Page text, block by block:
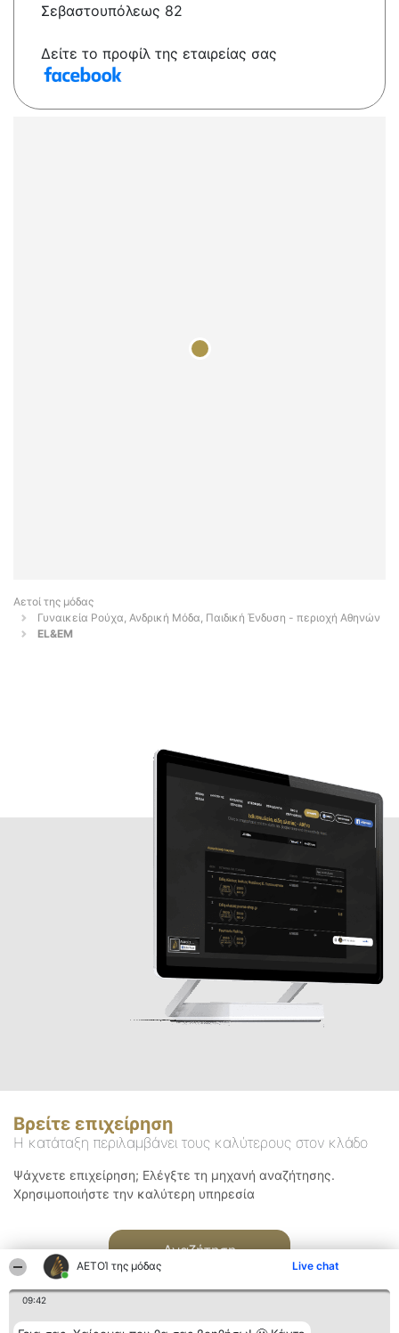
ΑΕΤΟΊ της μόδας Live chat
09:42
Σεβαστουπόλεως 82
Δείτε το προφίλ της εταιρείας σας
Αετοί της μόδας
Γυναικεία Ρούχα, Ανδρική Μόδα, Παιδική Ένδυση - περιοχή Αθηνών
EL&EM
Βρείτε επιχείρηση
Η κατάταξη περιλαμβάνει τους καλύτερους στον κλάδο
Ψάχνετε επιχείρηση; Ελέγξτε τη μηχανή αναζήτησης.
Χρησιμοποιήστε την καλύτερη υπηρεσία
Αναζήτηση